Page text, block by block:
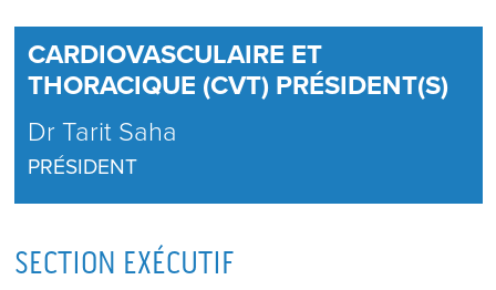
CARDIOVASCULAIRE ET
THORACIQUE (CVT) PRÉSIDENT(S)
Dr Tarit Saha
PRÉSIDENT
SECTION EXÉCUTIF